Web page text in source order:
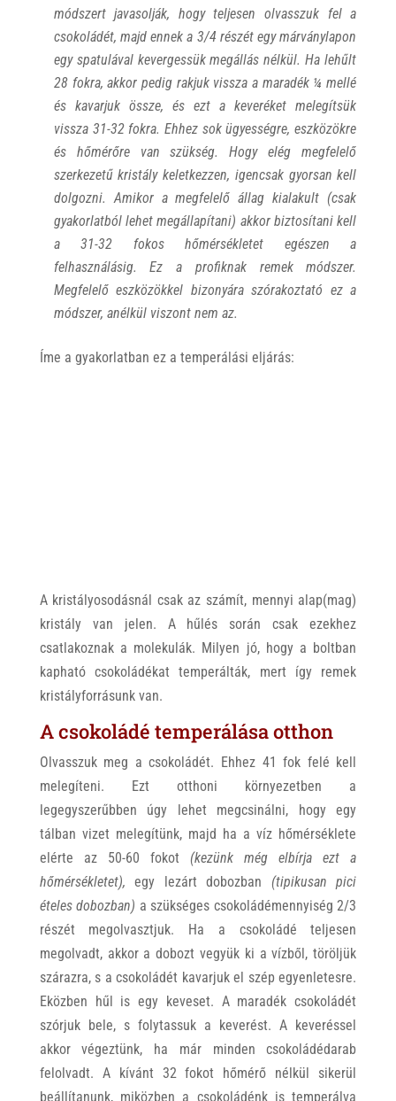
módszert javasolják, hogy teljesen olvasszuk fel a
csokoládét, majd ennek a 3/4 részét egy márványlapon
egy spatulával kevergessük megállás nélkül. Ha lehűlt
28 fokra, akkor pedig rakjuk vissza a maradék ¼ mellé
és kavarjuk össze, és ezt a keveréket melegítsük
vissza 31-32 fokra. Ehhez sok ügyességre, eszközökre
és hőmérőre van szükség. Hogy elég megfelelő
szerkezetű kristály keletkezzen, igencsak gyorsan kell
dolgozni. Amikor a megfelelő állag kialakult (csak
gyakorlatból lehet megállapítani) akkor biztosítani kell
a 31-32 fokos hőmérsékletet egészen a
felhasználásig. Ez a profiknak remek módszer.
Megfelelő eszközökkel bizonyára szórakoztató ez a
módszer, anélkül viszont nem az.
Íme a gyakorlatban ez a temperálási eljárás:
A kristályosodásnál csak az számít, mennyi alap(mag)
kristály van jelen. A hűlés során csak ezekhez
csatlakoznak a molekulák. Milyen jó, hogy a boltban
kapható csokoládékat temperálták, mert így remek
kristályforrásunk van.
A csokoládé temperálása otthon
Olvasszuk meg a csokoládét. Ehhez 41 fok felé kell
melegíteni. Ezt otthoni környezetben a
legegyszerűbben úgy lehet megcsinálni, hogy egy
tálban vizet melegítünk, majd ha a víz hőmérséklete
elérte az 50-60 fokot (kezünk még elbírja ezt a
hőmérsékletet), egy lezárt dobozban (tipikusan pici
ételes dobozban) a szükséges csokoládémennyiség 2/3
részét megolvasztjuk. Ha a csokoládé teljesen
megolvadt, akkor a dobozt vegyük ki a vízből, töröljük
szárazra, s a csokoládét kavarjuk el szép egyenletesre.
Eközben hűl is egy keveset. A maradék csokoládét
szórjuk bele, s folytassuk a keverést. A keveréssel
akkor végeztünk, ha már minden csokoládédarab
felolvadt. A kívánt 32 fokot hőmérő nélkül sikerül
beállítanunk, miközben a csokoládénk is temperálva